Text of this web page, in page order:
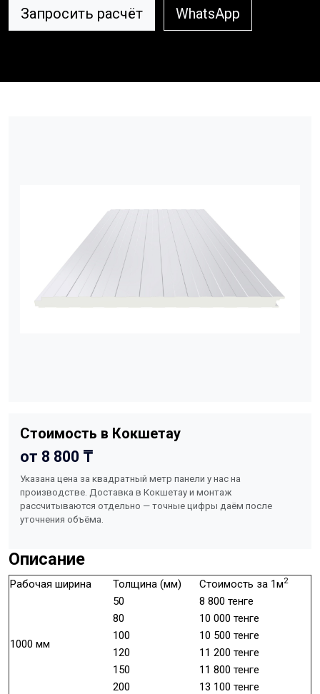
Запросить расчёт WhatsApp
Стоимость в Кокшетау
от 8 800 ₸
Указана цена за квадратный метр панели у нас на
производстве. Доставка в Кокшетау и монтаж
рассчитываются отдельно — точные цифры даём после
уточнения объёма.
Описание
Рабочая ширина Толщина (мм) Стоимость за 1м2
1000 мм
50
8 800 тенге
80
10 000 тенге
100
10 500 тенге
120
11 200 тенге
150
11 800 тенге
200
13 100 тенге